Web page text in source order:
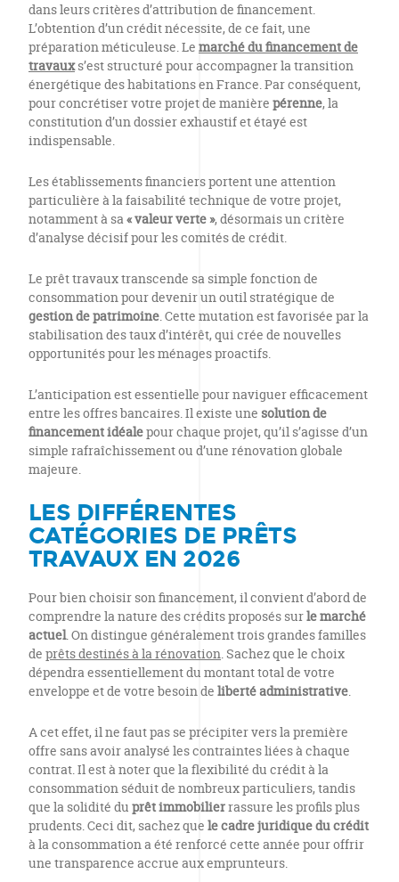
dans leurs critères d’attribution de financement.
L’obtention d’un crédit nécessite, de ce fait, une
préparation méticuleuse. Le marché du financement de
travauxs’est structuré pour accompagner la transition
énergétique des habitations en France. Par conséquent,
pour concrétiser votre projet de manière pérenne, la
constitution d’un dossier exhaustif et étayé est
indispensable.
Les établissements financiers portent une attention
particulière à la faisabilité technique de votre projet,
notamment à sa« valeur verte », désormais un critère
d’analyse décisif pour les comités de crédit.
Le prêt travaux transcende sa simple fonction de
consommation pour devenir un outil stratégique de
gestion de patrimoine. Cette mutation est favorisée par la
stabilisation des taux d’intérêt, qui crée de nouvelles
opportunités pour les ménages proactifs.
L’anticipation est essentielle pour naviguer efficacement
entre les offres bancaires. Il existe une solution de
financement idéalepour chaque projet, qu’il s’agisse d’un
simple rafraîchissement ou d’une rénovation globale
majeure.
LES DIFFÉRENTES
CATÉGORIES DE PRÊTS
TRAVAUX EN 2026
Pour bien choisir son financement, il convient d’abord de
comprendre la nature des crédits proposés surle marché
actuel. On distingue généralement trois grandes familles
de prêts destinés à la rénovation. Sachez que le choix
dépendra essentiellement du montant total de votre
enveloppe et de votre besoin de liberté administrative.
A cet effet, il ne faut pas se précipiter vers la première
offre sans avoir analysé les contraintes liées à chaque
contrat. Il est à noter que la flexibilité du crédit à la
consommation séduit de nombreux particuliers, tandis
que la solidité du prêt immobilierrassure les profils plus
prudents. Ceci dit, sachez que le cadre juridique du crédit
à la consommation a été renforcé cette année pour offrir
une transparence accrue aux emprunteurs.